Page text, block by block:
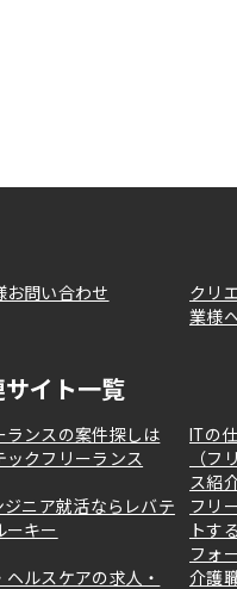
お問い合わせ
クリ
業様
サイト一覧
ランスの案件探しは
ックフリーランス
ITの
（フ
ス紹
ジニア就活ならレバテ
ーキー
フリ
トす
フォ
ヘルスケアの求人・
介護